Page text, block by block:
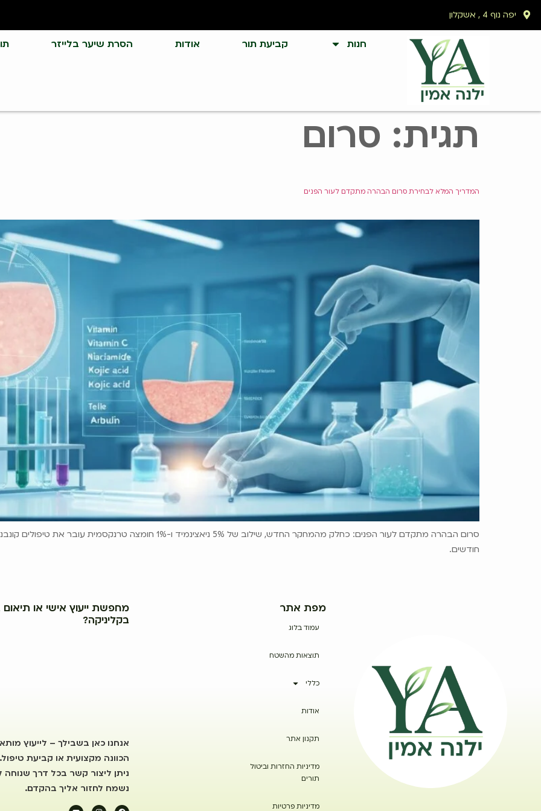
יפה נוף 4 , אשקלון
חנות קביעת תור אודות הסרת שיער בלייזר
תגית: סרום
המדריך המלא לבחירת סרום הבהרה מתקדם לעור הפנים
חודשים.
מפת אתר
עמוד בלוג
תוצאות מהשטח
כללי
אודות
תקנון אתר
מדיניות החזרות וביטול
תורים
מדיניות פרטיות
מחפשת ייעוץ אישי או תיאום
בקליניקה?
אנחנו כאן בשבילך – לייעוץ
הכוונה מקצועית או קביעת טיפול.
ניתן ליצור קשר בכל דרך שנוחה
נשמח לחזור אליך בהקדם.